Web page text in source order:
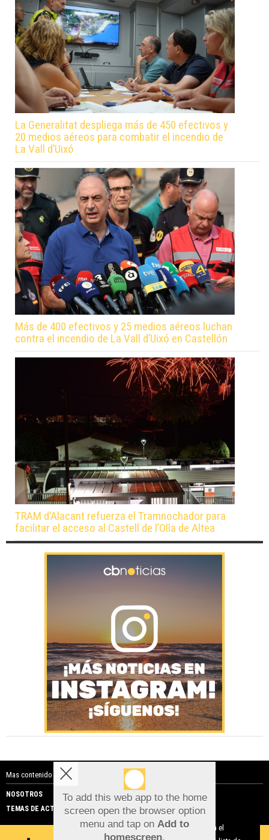
La Generalitat despliega más de 450 efectivos y
20 medios aéreos para combatir el incendio de
La Vall d’Uixó
Más de 400 efectivos y 25 medios aéreos luchan
contra el incendio de La Vall d’Uixó en Castellón
TRAM d’Alacant refuerza el Tramnochador para
facilitar el acceso al Castell de l’Olla de Altea
Mas contenido de Costa Blanca Noticias:
NOSOTROS
PUBLICIDAD
TEMAS DE ACTUALIDAD
To add this web app to the home
screen open the browser option
menu and tap on Add to
homescreen.
Aviso sobre el Uso de cookies:
Utilizamos cookies nuestras y de terceros para el